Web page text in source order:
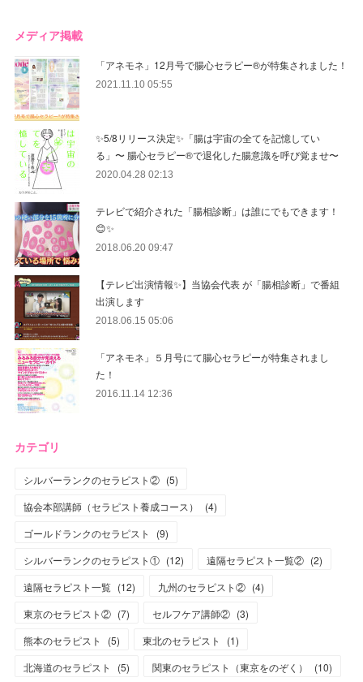
メディア掲載
「アネモネ」12月号で腸心セラピー®︎が特集されました！
2021.11.10 05:55
✨5/8リリース決定✨「腸は宇宙の全てを記憶してい
る」〜 腸心セラピー®︎で退化した腸意識を呼び覚ませ〜
2020.04.28 02:13
テレビで紹介された「腸相診断」は誰にでもできます！
😊✨
2018.06.20 09:47
【テレビ出演情報✨】当協会代表 が「腸相診断」で番組
出演します
2018.06.15 05:06
「アネモネ」５月号にて腸心セラピーが特集されまし
た！
2016.11.14 12:36
カテゴリ
シルバーランクのセラピスト② (5)
協会本部講師（セラピスト養成コース）
(4)
ゴールドランクのセラピスト
(9)
シルバーランクのセラピスト① (12) 遠隔セラピスト一覧② (2)
遠隔セラピスト一覧 (12) 九州のセラピスト② (4)
東京のセラピスト② (7) セルフケア講師② (3)
熊本のセラピスト
(5) 東北のセラピスト (1)
北海道のセラピスト
(5) 関東のセラピスト（東京をのぞく） (10)